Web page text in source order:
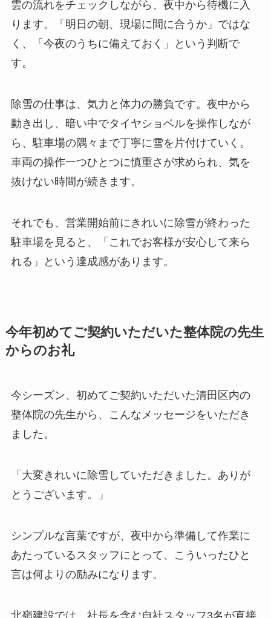
雲の流れをチェックしながら、夜中から待機に入
ります。「明日の朝、現場に間に合うか」ではな
く、「今夜のうちに備えておく」という判断で
す。
除雪の仕事は、気力と体力の勝負です。夜中から
動き出し、暗い中でタイヤショベルを操作しなが
ら、駐車場の隅々まで丁寧に雪を片付けていく。
車両の操作一つひとつに慎重さが求められ、気を
抜けない時間が続きます。
それでも、営業開始前にきれいに除雪が終わった
駐車場を見ると、「これでお客様が安心して来ら
れる」という達成感があります。
今年初めてご契約いただいた整体院の先生
からのお礼
今シーズン、初めてご契約いただいた清田区内の
整体院の先生から、こんなメッセージをいただき
ました。
「大変きれいに除雪していただきました。ありが
とうございます。」
シンプルな言葉ですが、夜中から準備して作業に
あたっているスタッフにとって、こういったひと
言は何よりの励みになります。
北嶺建設では、社長を含む自社スタッフ3名が直接